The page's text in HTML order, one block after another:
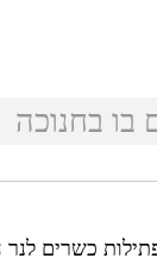
בו בחנוכה
כשרים